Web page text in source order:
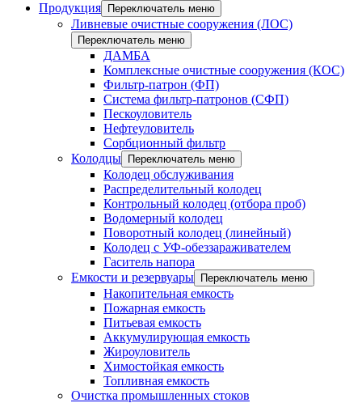
Продукция
Переключатель меню
Ливневые очистные сооружения (ЛОС)
Переключатель меню
ДАМБА
Комплексные очистные сооружения (КОС)
Фильтр-патрон (ФП)
Система фильтр-патронов (СФП)
Пескоуловитель
Нефтеуловитель
Сорбционный фильтр
Колодцы
Переключатель меню
Колодец обслуживания
Распределительный колодец
Контрольный колодец (отбора проб)
Водомерный колодец
Поворотный колодец (линейный)
Колодец с УФ-обеззараживателем
Гаситель напора
Емкости и резервуары
Переключатель меню
Накопительная емкость
Пожарная емкость
Питьевая емкость
Аккумулирующая емкость
Жироуловитель
Химостойкая емкость
Топливная емкость
Очистка промышленных стоков